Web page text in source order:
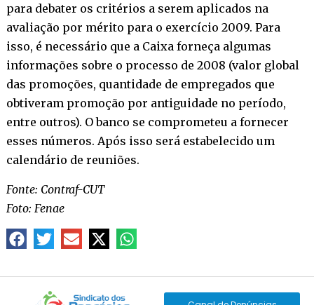
para debater os critérios a serem aplicados na
avaliação por mérito para o exercício 2009. Para
isso, é necessário que a Caixa forneça algumas
informações sobre o processo de 2008 (valor global
das promoções, quantidade de empregados que
obtiveram promoção por antiguidade no período,
entre outros). O banco se comprometeu a fornecer
esses números. Após isso será estabelecido um
calendário de reuniões.
Fonte: Contraf-CUT
Foto: Fenae